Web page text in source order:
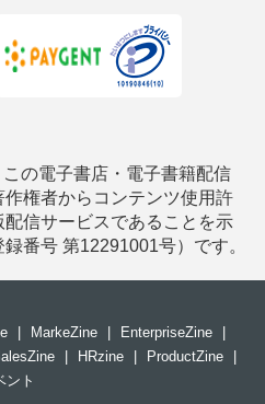
の電子書店・電子書籍配信
権者からコンテンツ使用許
信サービスであることを示
番号 第12291001号）です。
MarkeZine EnterpriseZine
HRzine ProductZine
ント